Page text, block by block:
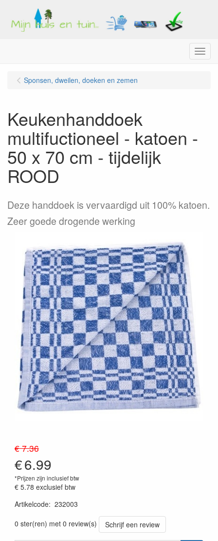
Menu
Sponsen, dweilen, doeken en zemen
Keukenhanddoek
multifuctioneel - katoen -
50 x 70 cm - tijdelijk
ROOD
Deze handdoek is vervaardigd uit 100% katoen.
Zeer goede drogende werking
€ 7.36
€6.99
*Prijzen zijn inclusief btw
€ 5.78 exclusief btw
Artikelcode: 232003
0 ster(ren) met 0 review(s)
Schrijf een review